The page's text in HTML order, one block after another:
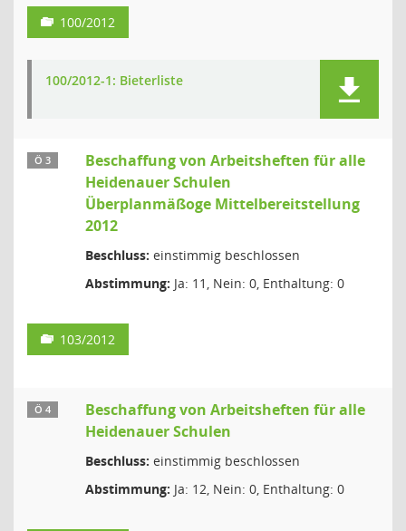
100/2012
100/2012-1: Bieterliste
Ö 3
Beschaffung von Arbeitsheften für alle
Heidenauer Schulen
Überplanmäßoge Mittelbereitstellung
2012
Beschluss: einstimmig beschlossen
Abstimmung: Ja: 11, Nein: 0, Enthaltung: 0
103/2012
Ö 4
Beschaffung von Arbeitsheften für alle
Heidenauer Schulen
Beschluss: einstimmig beschlossen
Abstimmung: Ja: 12, Nein: 0, Enthaltung: 0